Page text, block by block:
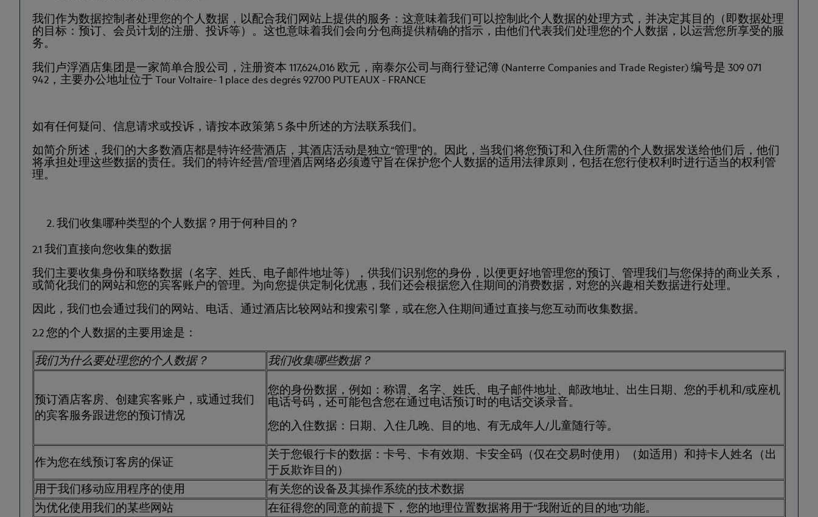
我们作为数据控制者处理您的个人数据，以配合我们网站上提供的服务：这意味着我们可以控制此个人数据的处理方式，并决定其目的（即数据处理
的目标：预订、会员计划的注册、投诉等）。这也意味着我们会向分包商提供精确的指示，由他们代表我们处理您的个人数据，以运营您所享受的服
务。
我们卢浮酒店集团是一家简单合股公司，注册资本 117,624,016 欧元，南泰尔公司与商行登记簿 (Nanterre Companies and Trade Register) 编号是 309 071
942，主要办公地址位于 Tour Voltaire- 1 place des degrés 92700 PUTEAUX - FRANCE
如有任何疑问、信息请求或投诉，请按本政策第 5 条中所述的方法联系我们。
如简介所述，我们的大多数酒店都是特许经营酒店，其酒店活动是独立“管理”的。因此，当我们将您预订和入住所需的个人数据发送给他们后，他们
将承担处理这些数据的责任。我们的特许经营/管理酒店网络必须遵守旨在保护您个人数据的适用法律原则，包括在您行使权利时进行适当的权利管
理。
我们收集哪种类型的个人数据？用于何种目的？
2.1 我们直接向您收集的数据
我们主要收集身份和联络数据（名字、姓氏、电子邮件地址等），供我们识别您的身份，以便更好地管理您的预订、管理我们与您保持的商业关系，
或简化我们的网站和您的宾客账户的管理。为向您提供定制化优惠，我们还会根据您入住期间的消费数据，对您的兴趣相关数据进行处理。
因此，我们也会通过我们的网站、电话、通过酒店比较网站和搜索引擎，或在您入住期间通过直接与您互动而收集数据。
2.2 您的个人数据的主要用途是：
我们为什么要处理您的个人数据？
我们收集哪些数据？
预订酒店客房、创建宾客账户，或通过我们
的宾客服务跟进您的预订情况
您的身份数据，例如：称谓、名字、姓氏、电子邮件地址、邮政地址、出生日期、您的手机和/或座机
电话号码，还可能包含您在通过电话预订时的电话交谈录音。
您的入住数据：日期、入住几晚、目的地、有无成年人/儿童随行等。
作为您在线预订客房的保证
关于您银行卡的数据：卡号、卡有效期、卡安全码（仅在交易时使用）（如适用）和持卡人姓名（出
于反欺诈目的）
用于我们移动应用程序的使用
有关您的设备及其操作系统的技术数据
为优化使用我们的某些网站
在征得您的同意的前提下，您的地理位置数据将用于“我附近的目的地”功能。